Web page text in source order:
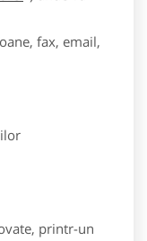
fax, email,
printr-un